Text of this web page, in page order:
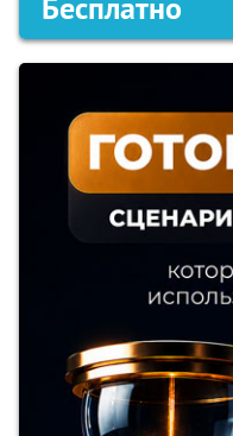
Бесплатно